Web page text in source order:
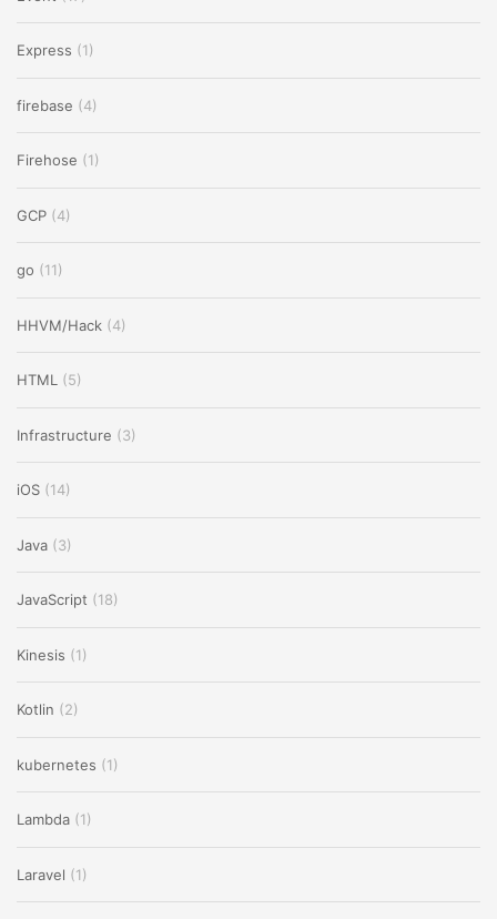
Express (1)
firebase (4)
Firehose (1)
GCP (4)
go (11)
HHVM/Hack (4)
HTML (5)
Infrastructure (3)
iOS (14)
Java (3)
JavaScript (18)
Kinesis (1)
Kotlin (2)
kubernetes (1)
Lambda (1)
Laravel (1)